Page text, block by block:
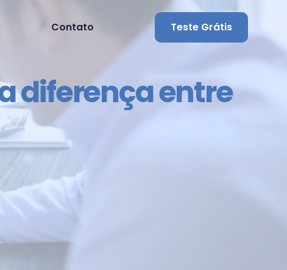
Contato Teste Grátis
diferença entre